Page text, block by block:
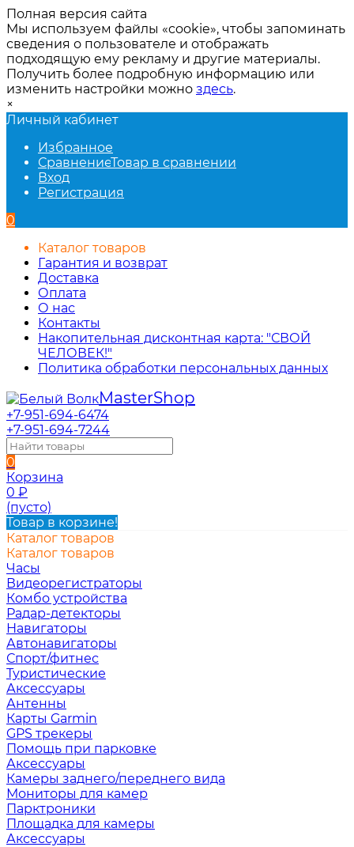
Полная версия сайта
Мы используем файлы «cookie», чтобы запоминать
сведения о пользователе и отображать
подходящую ему рекламу и другие материалы.
Получить более подробную информацию или
изменить настройки можно здесь.
×
Личный кабинет
Избранное
СравнениеТовар в сравнении
Вход
Регистрация
0
Каталог товаров
Гарантия и возврат
Доставка
Оплата
О нас
Контакты
Накопительная дисконтная карта: "СВОЙ
ЧЕЛОВЕК!"
Политика обработки персональных данных
MasterShop
+7-951-694-6474
+7-951-694-7244
0
Корзина
0 ₽
(пусто)
Товар в корзине!
Каталог товаров
Каталог товаров
Часы
Видеорегистраторы
Комбо устройства
Радар-детекторы
Навигаторы
Автонавигаторы
Спорт/фитнес
Туристические
Аксессуары
Антенны
Карты Garmin
GPS трекеры
Помощь при парковке
Аксессуары
Камеры заднего/переднего вида
Мониторы для камер
Парктроники
Площадка для камеры
Аксессуары